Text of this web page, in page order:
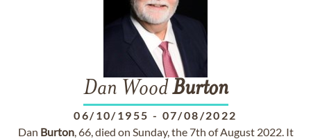
Dan WoodBurton
06/10/1955 - 07/08/2022
Dan Burton, 66, died on Sunday, the 7th of August 2022. It